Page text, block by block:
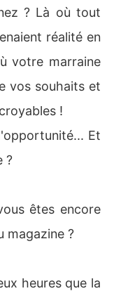
? Là où tout
réalité en
votre marraine
vos souhaits et
!
Et
?
êtes encore
magazine ?
heures que la